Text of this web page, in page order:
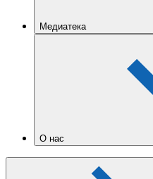
Медиатека
О нас